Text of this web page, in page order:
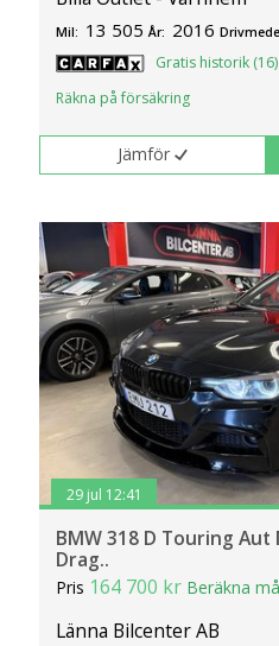
Mil: 13 505 År: 2016
Gratis historik (16)
Räkna på försäkring
Jämför
29 jul 12:41
BMW 318 D Touring
Drag..
Pris 164 700 kr Beräkna
Länna Bilcenter AB